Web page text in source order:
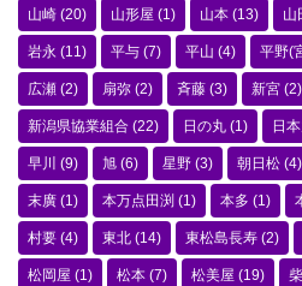
山崎 (20) 山形屋 (1) 山本 (13) 山
岩永 (11) 平与 (7) 平山 (4) 平野(
広瀬 (2) 扇弥 (2) 斉藤 (3) 新宮 (2)
新潟県協業組合 (22) 日の丸 (1) 日
早川 (9) 旭 (6) 星野 (3) 朝日松 (4)
末廣 (1) 本万点田渕 (1) 本多 (1)
村要 (4) 東北 (14) 東松島長寿 (2)
松岡屋 (1) 松本 (7) 松美屋 (19)